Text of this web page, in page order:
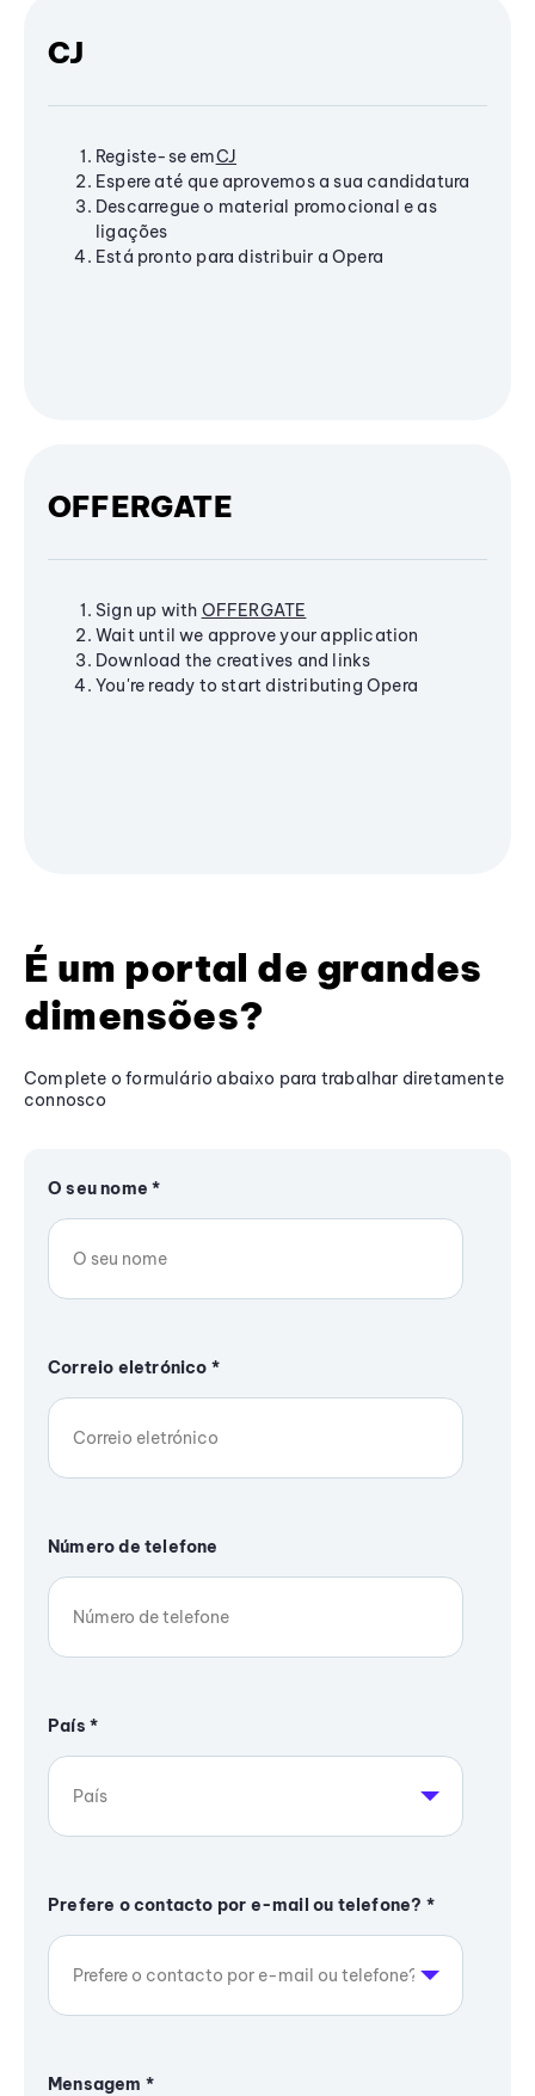
CJ
Registe-se emCJ
Espere até que aprovemos a sua candidatura
Descarregue o material promocional e as
ligações
Está pronto para distribuir a Opera
OFFERGATE
Sign up with OFFERGATE
Wait until we approve your application
Download the creatives and links
You're ready to start distributing Opera
É um portal de grandes
dimensões?
Complete o formulário abaixo para trabalhar diretamente
connosco
O seu nome*
Correio eletrónico *
Número de telefone
País *
Prefere o contacto por e-mail ou telefone? *
Mensagem *